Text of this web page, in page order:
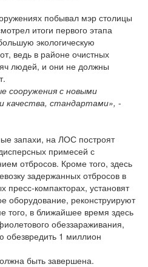
побывал мэр столицы
итоги первого этапа
экологическую
ведь в районе очистных
людей, и они не должны
сооружения с новыми
качества, стандартами», -
запахи, на ЛОС построят
примесей с
отбросов. Кроме того, здесь
задержанных отбросов в
пресс-компакторах, установят
оборудование, реконструируют
того, в ближайшее время здесь
обеззараживания,
обезвредить 1 миллион
быть завершена.